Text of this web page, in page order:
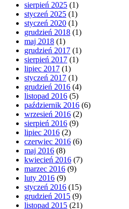
sierpień 2025 (1)
styczeń 2025 (1)
styczeń 2020 (1)
grudzień 2018 (1)
maj 2018 (1)
grudzień 2017 (1)
sierpień 2017 (1)
lipiec 2017 (1)
styczeń 2017 (1)
grudzień 2016 (4)
listopad 2016 (5)
październik 2016 (6)
wrzesień 2016 (2)
sierpień 2016 (9)
lipiec 2016 (2)
czerwiec 2016 (6)
maj 2016 (8)
kwiecień 2016 (7)
marzec 2016 (9)
luty 2016 (9)
styczeń 2016 (15)
grudzień 2015 (9)
listopad 2015 (21)